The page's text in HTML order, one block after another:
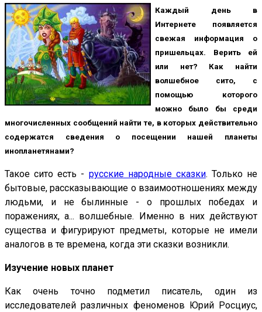
Каждый день в
Интернете появляется
свежая информация о
пришельцах. Верить ей
или нет? Как найти
волшебное сито, с
помощью которого
можно было бы среди
многочисленных сообщений найти те, в которых действительно
содержатся сведения о посещении нашей планеты
инопланетянами?
Такое сито есть - русские народные сказки. Только не
бытовые, рассказывающие о взаимоотношениях между
людьми, и не былинные - о прошлых победах и
поражениях, а... волшебные. Именно в них действуют
существа и фигурируют предметы, которые не имели
аналогов в те времена, когда эти сказки возникли.
Изучение новых планет
Как очень точно подметил писатель, один из
исследователей различных феноменов Юрий Росциус,